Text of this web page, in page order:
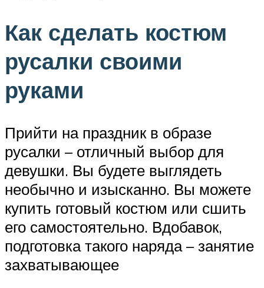
Как сделать костюм
русалки своими
руками
Прийти на праздник в образе
русалки – отличный выбор для
девушки. Вы будете выглядеть
необычно и изысканно. Вы можете
купить готовый костюм или сшить
его самостоятельно. Вдобавок,
подготовка такого наряда – занятие
захватывающее